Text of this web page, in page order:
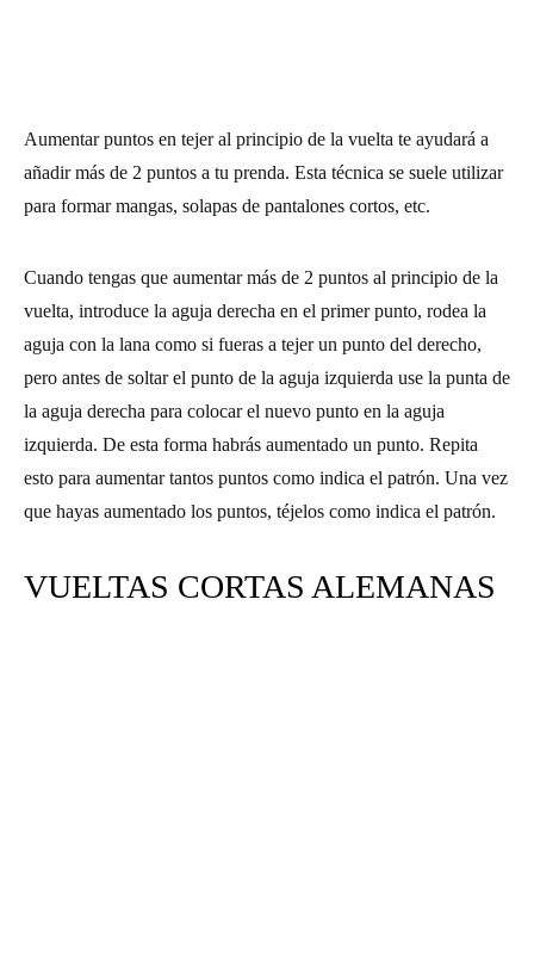
Aumentar puntos en tejeral principio de la vuelta te ayudará a
añadir más de 2 puntos a tu prenda. Esta técnica se suele utilizar
para formar mangas, solapas de pantalones cortos, etc.
Cuando tengas que aumentar más de 2 puntos al principio de la
vuelta, introduce la aguja derecha en el primer punto, rodea la
aguja con la lana como si fueras a tejer un punto del derecho,
pero antes de soltar el punto de la aguja izquierda use la punta de
la aguja derecha para colocar el nuevo punto en la aguja
izquierda. De esta forma habrás aumentado un punto. Repita
esto para aumentar tantos puntos como indica el patrón. Una vez
que hayas aumentado los puntos, téjelos como indica el patrón.
VUELTAS CORTAS ALEMANAS